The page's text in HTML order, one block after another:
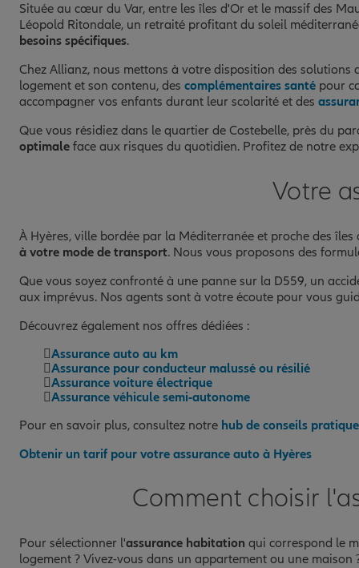
Située au cœur du Var, entre les îles d'Or et le massif des
Léopold Ritondale, un retraité profitant du soleil
besoins spécifiques.
Chez Allianz, nous mettons à votre disposition des solutions
logement et son contenu, des complémentaires santé pour
accompagner vos enfants durant leur scolarité et des
Que vous résidiez dans le quartier de Costebelle, près du
optimale face aux risques du quotidien. Profitez de notre
Votre
À Hyères, ville bordée par la Méditerranée et proche des
à votre mode de transport. Nous vous proposons des
Que vous soyez confronté à une panne sur la D559, un
aux imprévus. Nos agents sont à votre écoute pour vous
Découvrez également nos offres dédiées :
Assurance auto au km
Assurance pour conducteur malussé ou résilié
Assurance voiture électrique
Assurance véhicule semi-autonome
Pour en savoir plus, consultez notre hub de conseils
Obtenir un tarif pour votre assurance auto à Hyères
Comment choisir
Pour sélectionner l'assurance habitation qui correspond le
logement ? Vivez-vous dans un appartement ou une